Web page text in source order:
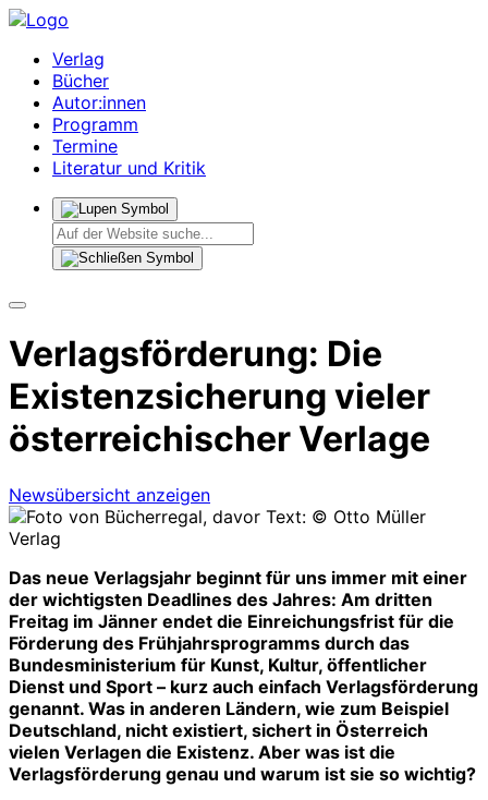
Verlag
Bücher
Autor:innen
Programm
Termine
Literatur und Kritik
Verlagsförderung: Die
Existenzsicherung vieler
österreichischer Verlage
Newsübersicht anzeigen
© Otto Müller
Verlag
Das neue Verlagsjahr beginnt für uns immer mit einer
der wichtigsten Deadlines des Jahres: Am dritten
Freitag im Jänner endet die Einreichungsfrist für die
Förderung des Frühjahrsprogramms durch das
Bundesministerium für Kunst, Kultur, öffentlicher
Dienst und Sport – kurz auch einfach Verlagsförderung
genannt. Was in anderen Ländern, wie zum Beispiel
Deutschland, nicht existiert, sichert in Österreich
vielen Verlagen die Existenz. Aber was ist die
Verlagsförderung genau und warum ist sie so wichtig?